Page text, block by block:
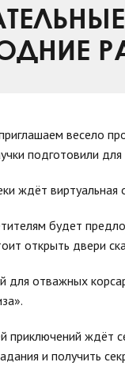
весело
подготовили
ждёт
будет
открыть двери
для отважных
приключений ждёт
и получить